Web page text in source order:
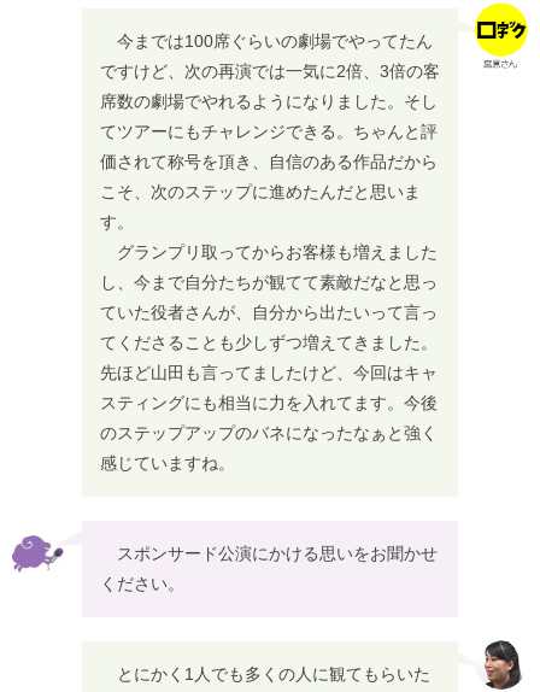
今までは100席ぐらいの劇場でやってたん
ですけど、次の再演では一気に2倍、3倍の客
席数の劇場でやれるようになりました。そし
てツアーにもチャレンジできる。ちゃんと評
価されて称号を頂き、自信のある作品だから
こそ、次のステップに進めたんだと思いま
す。
グランプリ取ってからお客様も増えました
し、今まで自分たちが観てて素敵だなと思っ
ていた役者さんが、自分から出たいって言っ
てくださることも少しずつ増えてきました。
先ほど山田も言ってましたけど、今回はキャ
スティングにも相当に力を入れてます。今後
のステップアップのバネになったなぁと強く
感じていますね。
スポンサード公演にかける思いをお聞かせ
ください。
とにかく1人でも多くの人に観てもらいた